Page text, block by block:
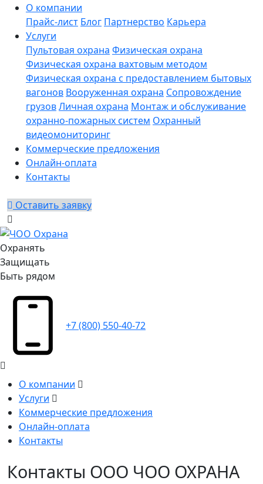
О компании
Прайс-лист Блог Партнерство Карьера
Услуги
Пультовая охрана Физическая охрана
Физическая охрана вахтовым методом
Физическая охрана с предоставлением бытовых
вагонов Вооруженная охрана Сопровождение
грузовЛичная охрана Монтаж и обслуживание
охранно-пожарных систем Охранный
видеомониторинг
Коммерческие предложения
Онлайн-оплата
Контакты
Оставить заявку
Охранять
Защищать
Быть рядом
+7 (800) 550-40-72
О компании
Услуги
Коммерческие предложения
Онлайн-оплата
Контакты
Контакты ООО ЧОО ОХРАНА